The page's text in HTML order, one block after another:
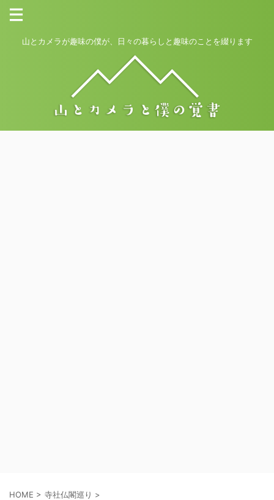
山とカメラが趣味の僕が、日々の暮らしと趣味のことを綴ります
HOME > 寺社仏閣巡り >